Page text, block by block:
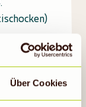
Über Cookies